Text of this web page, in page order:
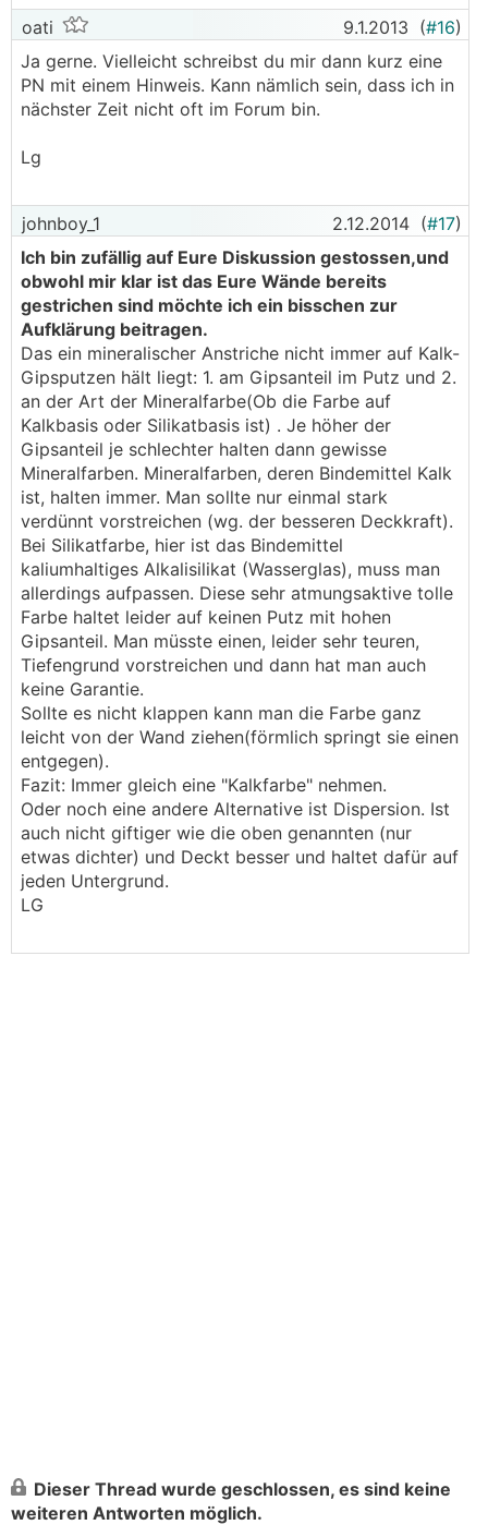
oati 9.1.2013 (#16)
Ja gerne. Vielleicht schreibst du mir dann kurz eine
PN mit einem Hinweis. Kann nämlich sein, dass ich in
nächster Zeit nicht oft im Forum bin.
Lg
johnboy_1 2.12.2014 (#17)
Ich bin zufällig auf Eure Diskussion gestossen,und
obwohl mir klar ist das Eure Wände bereits
gestrichen sind möchte ich ein bisschen zur
Aufklärung beitragen.
Das ein mineralischer Anstriche nicht immer auf Kalk-
Gipsputzen hält liegt: 1. am Gipsanteil im Putz und 2.
an der Art der Mineralfarbe(Ob die Farbe auf
Kalkbasis oder Silikatbasis ist) . Je höher der
Gipsanteil je schlechter halten dann gewisse
Mineralfarben. Mineralfarben, deren Bindemittel Kalk
ist, halten immer. Man sollte nur einmal stark
verdünnt vorstreichen (wg. der besseren Deckkraft).
Bei Silikatfarbe, hier ist das Bindemittel
kaliumhaltiges Alkalisilikat (Wasserglas), muss man
allerdings aufpassen. Diese sehr atmungsaktive tolle
Farbe haltet leider auf keinen Putz mit hohen
Gipsanteil. Man müsste einen, leider sehr teuren,
Tiefengrund vorstreichen und dann hat man auch
keine Garantie.
Sollte es nicht klappen kann man die Farbe ganz
leicht von der Wand ziehen(förmlich springt sie einen
entgegen).
Fazit: Immer gleich eine "Kalkfarbe" nehmen.
Oder noch eine andere Alternative ist Dispersion. Ist
auch nicht giftiger wie die oben genannten (nur
etwas dichter) und Deckt besser und haltet dafür auf
jeden Untergrund.
LG
Dieser Thread wurde geschlossen, es sind keine
weiteren Antworten möglich.